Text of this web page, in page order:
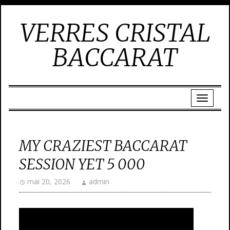
VERRES CRISTAL
BACCARAT
MY CRAZIEST BACCARAT
SESSION YET 5 000
mai 20, 2026 admin